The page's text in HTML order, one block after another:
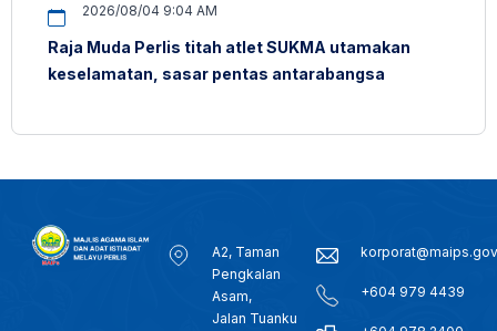
2026/08/04 9:04 AM
Raja Muda Perlis titah atlet SUKMA utamakan
keselamatan, sasar pentas antarabangsa
A2, Taman
Pengkalan
Asam,
Jalan Tuanku
+604 979 4439